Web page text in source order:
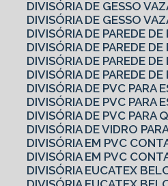
DIVISÓRIA DE GESSO
DIVISÓRIA DE GESSO
DIVISÓRIA DE PAREDE
DIVISÓRIA DE PAREDE
DIVISÓRIA DE PAREDE
DIVISÓRIA DE PAREDE
DIVISÓRIA DE PVC
DIVISÓRIA DE PVC
DIVISÓRIA DE PVC
DIVISÓRIA DE VIDRO
DIVISÓRIA EM PVC
DIVISÓRIA EM PVC
DIVISÓRIA EUCATEX